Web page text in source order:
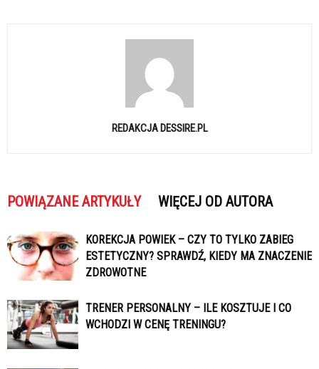
REDAKCJA DESSIRE.PL
POWIĄZANE ARTYKUŁY WIĘCEJ OD AUTORA
KOREKCJA POWIEK – CZY TO TYLKO ZABIEG
ESTETYCZNY? SPRAWDŹ, KIEDY MA ZNACZENIE
ZDROWOTNE
TRENER PERSONALNY – ILE KOSZTUJE I CO
WCHODZI W CENĘ TRENINGU?